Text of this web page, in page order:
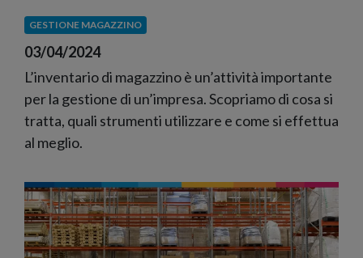
GESTIONE MAGAZZINO
03/04/2024
L’inventario di magazzino è un’attività importante
per la gestione di un’impresa. Scopriamo di cosa si
tratta, quali strumenti utilizzare e come si effettua
al meglio.